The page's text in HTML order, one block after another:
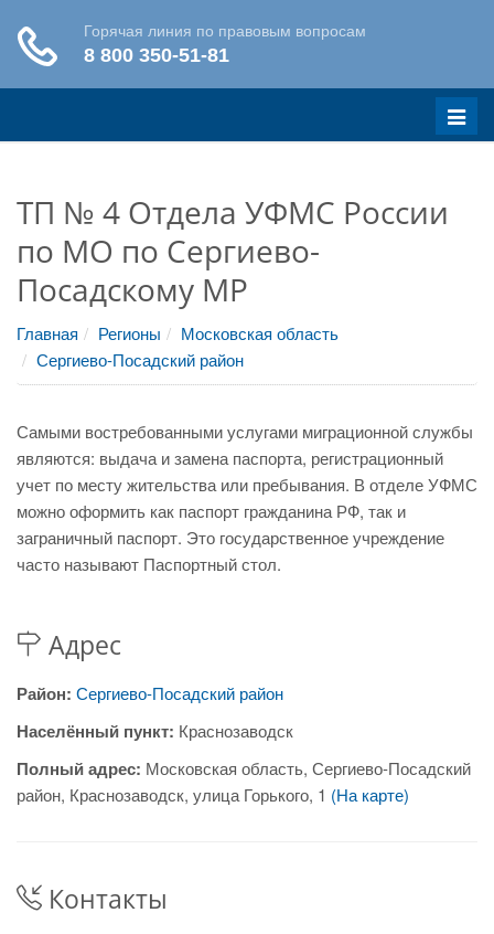
Меню
ТП № 4 Отдела УФМС России
по МО по Сергиево-
Посадскому МР
Главная Регионы
Московская область
Сергиево-Посадский район
Самыми востребованными услугами миграционной службы
являются: выдача и замена паспорта, регистрационный
учет по месту жительства или пребывания. В отделе УФМС
можно оформить как паспорт гражданина РФ, так и
заграничный паспорт. Это государственное учреждение
часто называют Паспортный стол.
Адрес
Район: Сергиево-Посадский район
Населённый пункт: Краснозаводск
Полный адрес: Московская область, Сергиево-Посадский
район, Краснозаводск, улица Горького, 1 (На карте)
Контакты